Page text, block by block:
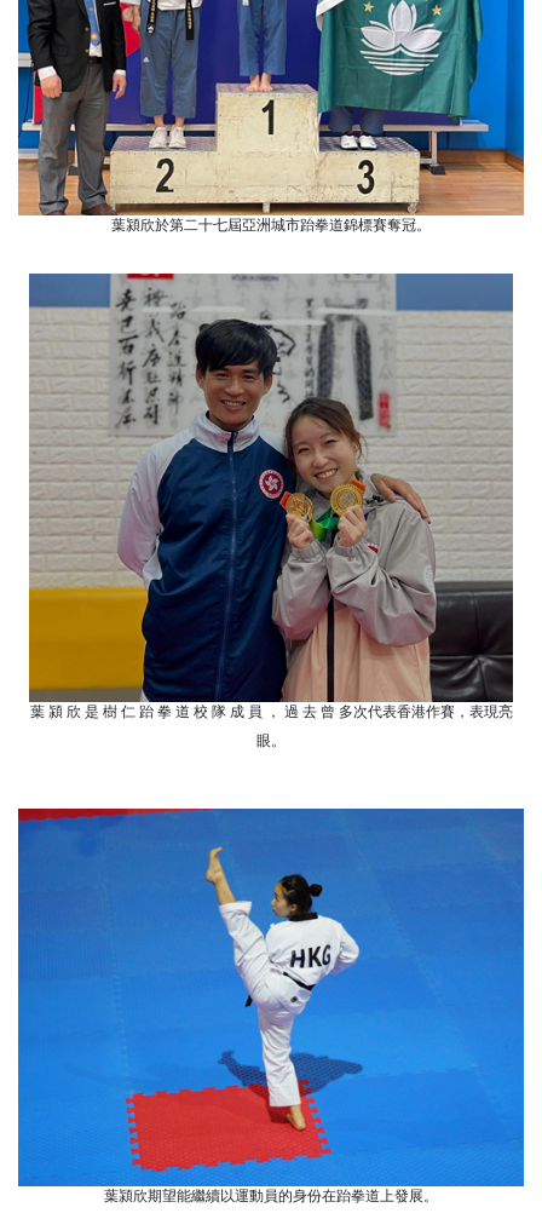
葉潁欣於第二十七屆亞洲城市跆拳道錦標賽奪冠。
葉 潁 欣 是 樹 仁 跆 拳 道 校 隊 成 員 ， 過 去 曾 多次代表香港作賽，表現亮
眼。
葉潁欣期望能繼續以運動員的身份在跆拳道上發展。